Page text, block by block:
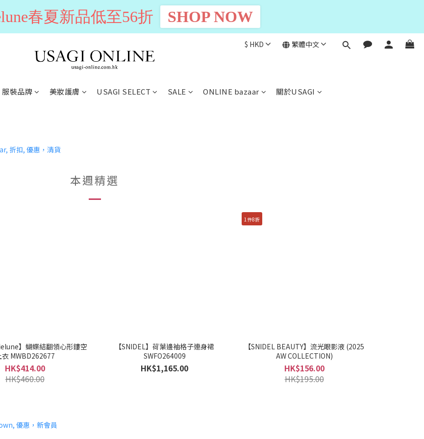
服裝品牌 美妝護膚 USAGI SELECT SALE ONLINE bazaar 關於USAGI
$ HKD 繁體中文
本週精選
】蝴蝶結翻領心形鏤空
衣 MWBD262677
HK$414.00
HK$460.00
【SNIDEL】荷葉邊袖格子連身裙
SWFO264009
HK$1,165.00
1件8折
【SNIDEL BEAUTY】流光眼影液 (2025
AW COLLECTION)
HK$156.00
HK$195.00
春夏新品低至56折 SHOP NOW